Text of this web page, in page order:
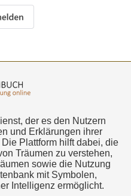
der es den Nutzern
und Erklärungen ihrer
Plattform hilft dabei, die
Träumen zu verstehen,
sowie die Nutzung
mit Symbolen,
Intelligenz ermöglicht.